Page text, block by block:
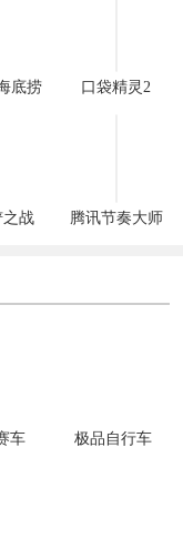
底捞 口袋精灵2
之战 腾讯节奏大师
车
极品自行车